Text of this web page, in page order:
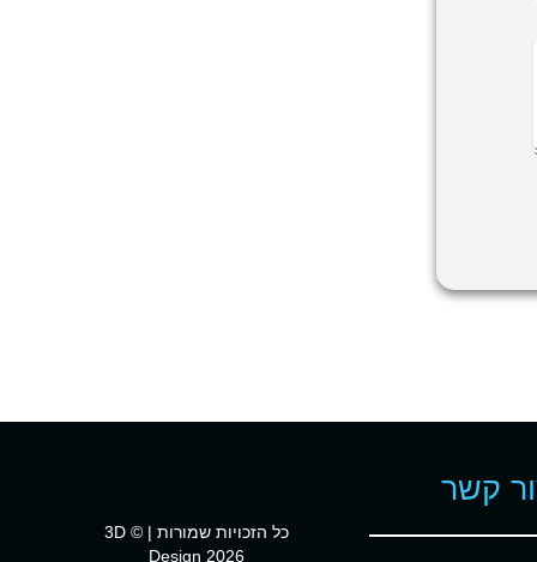
קשר
כל הזכויות שמורות | © 3D
Design 2026